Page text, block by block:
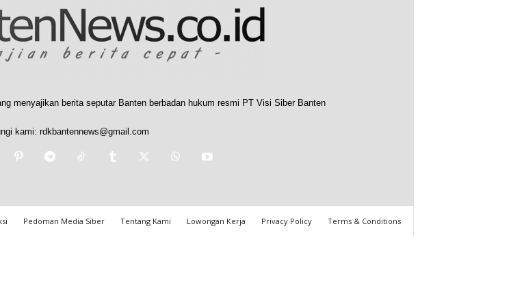
menyajikan berita seputar Banten berbadan hukum resmi PT Visi Siber Banten
kami: rdkbantennews@gmail.com
Pedoman Media Siber Tentang Kami Lowongan Kerja Privacy Policy Terms & Conditions